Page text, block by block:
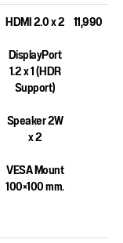
HDMI 2.0 x 2
DisplayPort
1.2 x 1 (HDR
Support)
Speaker 2W
x 2
VESA Mount
100×100 mm.
11,990